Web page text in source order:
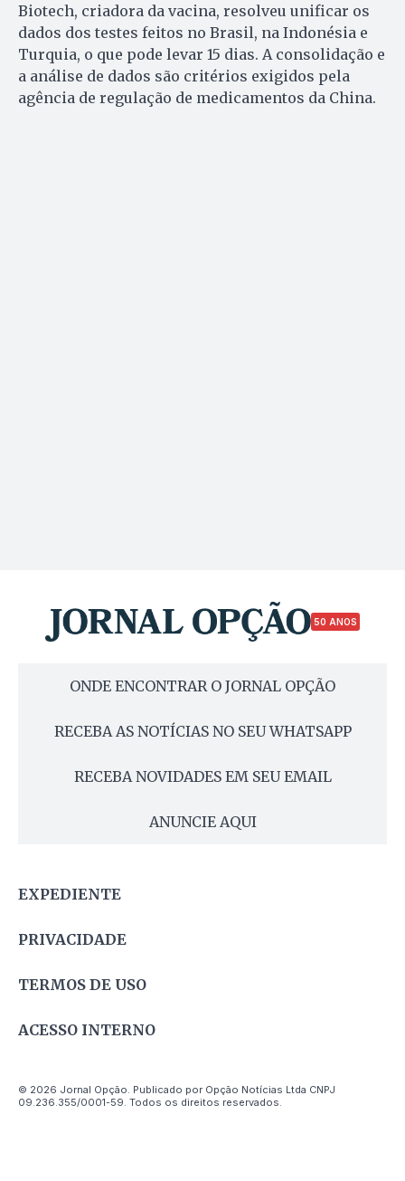
Biotech, criadora da vacina, resolveu unificar os
dados dos testes feitos no Brasil, na Indonésia e
Turquia, o que pode levar 15 dias. A consolidação e
a análise de dados são critérios exigidos pela
agência de regulação de medicamentos da China.
50 ANOS
ONDE ENCONTRAR O JORNAL OPÇÃO
RECEBA AS NOTÍCIAS NO SEU WHATSAPP
RECEBA NOVIDADES EM SEU EMAIL
ANUNCIE AQUI
EXPEDIENTE
PRIVACIDADE
TERMOS DE USO
ACESSO INTERNO
© 2026 Jornal Opção. Publicado por Opção Notícias Ltda CNPJ
09.236.355/0001-59. Todos os direitos reservados.